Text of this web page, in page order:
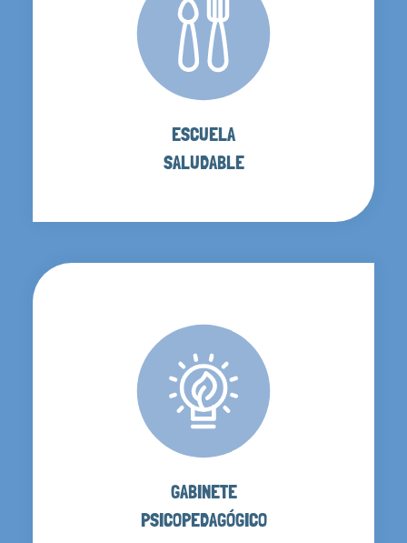
ESCUELA
SALUDABLE
GABINETE
PSICOPEDAGÓGICO